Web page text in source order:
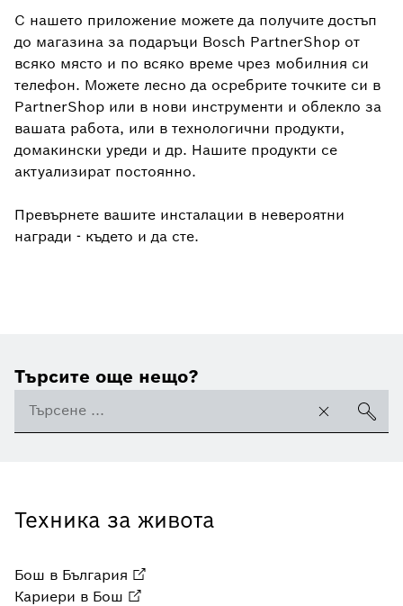
С нашето приложение можете да получите достъп
до магазина за подаръци Bosch PartnerShop от
всяко място и по всяко време чрез мобилния си
телефон. Можете лесно да осребрите точките си в
PartnerShop или в нови инструменти и облекло за
вашата работа, или в технологични продукти,
домакински уреди и др. Нашите продукти се
актуализират постоянно.
Превърнете вашите инсталации в невероятни
награди - където и да сте.
Търсите още нещо?
Техника за живота
Бош в България
Кариери в Бош